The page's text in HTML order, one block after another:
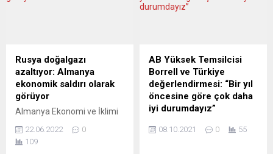
“Halkımız, başbakan olarak
Olaf Scholz’u görmek
istiyor” dedi. SPD’nin
şansölye adayı, seçim
sonuçlarını “büyük bir
başarı” olarak...
petrol dünya pazarında
yaşanacak böyle bir kesinti,
AB ülkeleri arasında...
Rusya doğalgazı
azaltıyor: Almanya
ekonomik saldırı olarak
görüyor
Almanya Ekonomi ve İklimi
Habeck, Rusya’nın teknik
sorunlar gerekçesiyle Kuzey
22.06.2022
0
109
AB Yüksek Temsilcisi
Borrell ve Türkiye
değerlendirmesi: “Bir yıl
öncesine göre çok daha
iyi durumdayız”
İlişkiler ve Güvenlik
08.10.2021 0 55